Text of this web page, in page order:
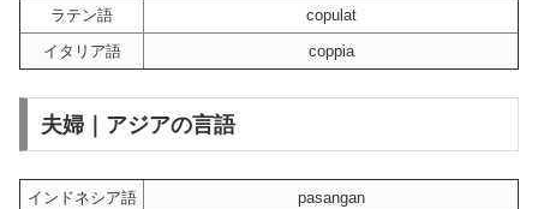
ラテン語
copulat
イタリア語
coppia
夫婦｜アジアの言語
インドネシア語
pasangan